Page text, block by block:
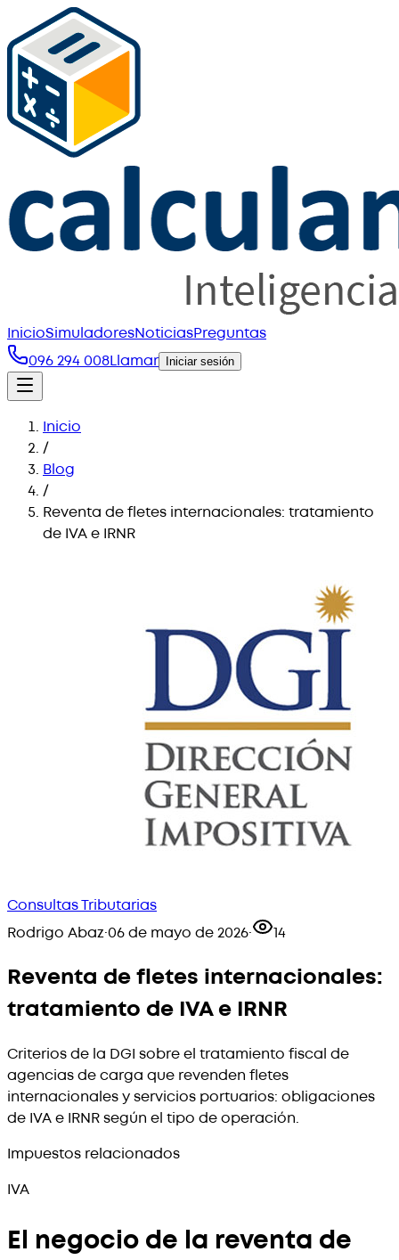
InicioSimuladoresNoticiasPreguntas
096 294 008Llamar Iniciar sesión
Inicio
/
Blog
/
Reventa de fletes internacionales: tratamiento
de IVA e IRNR
Consultas Tributarias
Rodrigo Abaz·06 de mayo de 2026· 14
Reventa de fletes internacionales:
tratamiento de IVA e IRNR
Criterios de la DGI sobre el tratamiento fiscal de
agencias de carga que revenden fletes
internacionales y servicios portuarios: obligaciones
de IVA e IRNR según el tipo de operación.
Impuestos relacionados
IVA
El negocio de la reventa de